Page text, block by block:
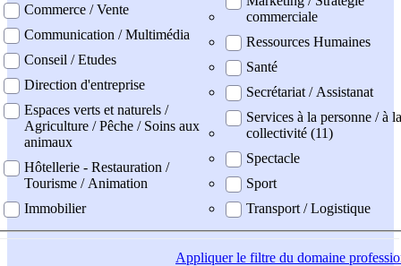
Commerce / Vente
Communication / Multimédia
Conseil / Etudes
Direction d'entreprise
Espaces verts et naturels /
Agriculture / Pêche / Soins aux
animaux
Hôtellerie - Restauration /
Tourisme / Animation
Immobilier
commerciale
Ressources Humaines
Santé
Secrétariat / Assistanat
Services à la personne / à la
collectivité (11)
Spectacle
Sport
Transport / Logistique
Appliquerle filtre du domaine